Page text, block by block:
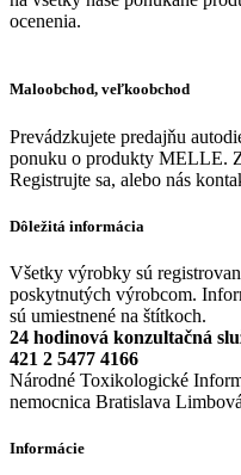
ocenenia.
Maloobchod, veľkoobchod
Prevádzkujete predajňu
ponuku o produkty MELLE.
Registrujte sa, alebo nás
Dôležitá informácia
Všetky výrobky sú
poskytnutých výrobcom.
sú umiestnené na štítkoch.
24 hodinová konzultačná
421 2 5477 4166
Národné Toxikologické
nemocnica Bratislava
Informácie